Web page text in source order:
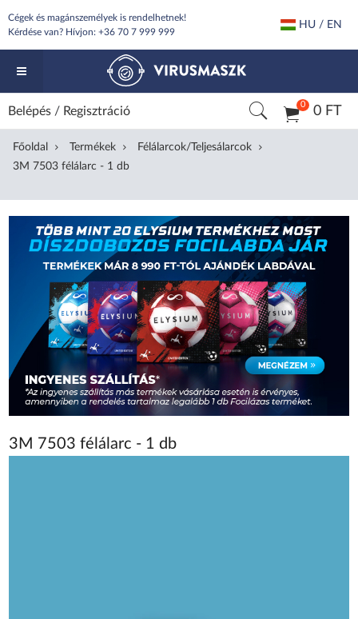
Cégek és magánszemélyek is rendelhetnek!
Kérdése van? Hívjon: +36 70 7 999 999
HU / EN
0 0 FT
Belépés / Regisztráció
Főoldal Termékek
Félálarcok/Teljesálarcok
3M 7503 félálarc - 1 db
3M 7503 félálarc - 1 db